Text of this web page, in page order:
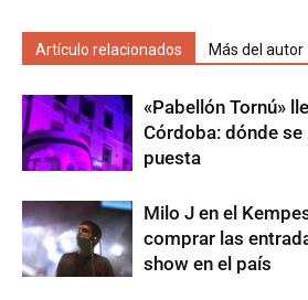
Artículo relacionados Más del autor
«Pabellón Tornú»
Córdoba: dónde se
puesta
Milo J en el
comprar las
show en el país